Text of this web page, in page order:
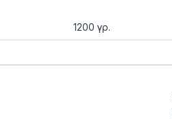
1200 γρ.